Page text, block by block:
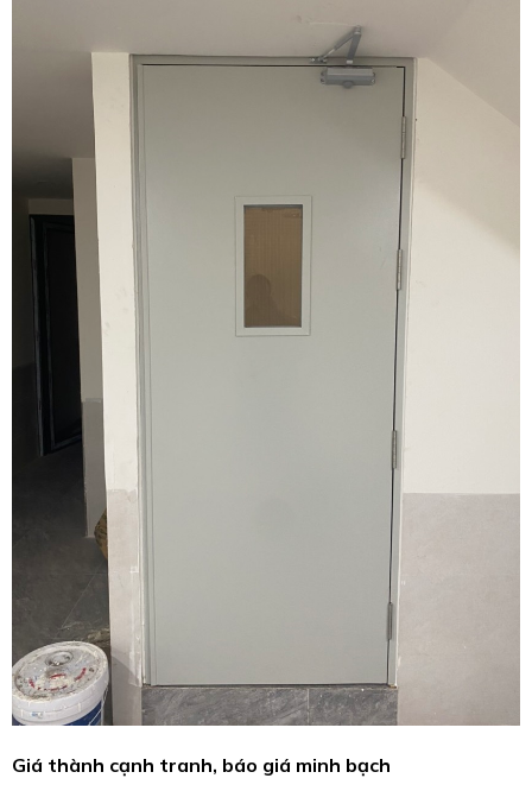
Giá thành cạnh tranh, báo giá minh bạch